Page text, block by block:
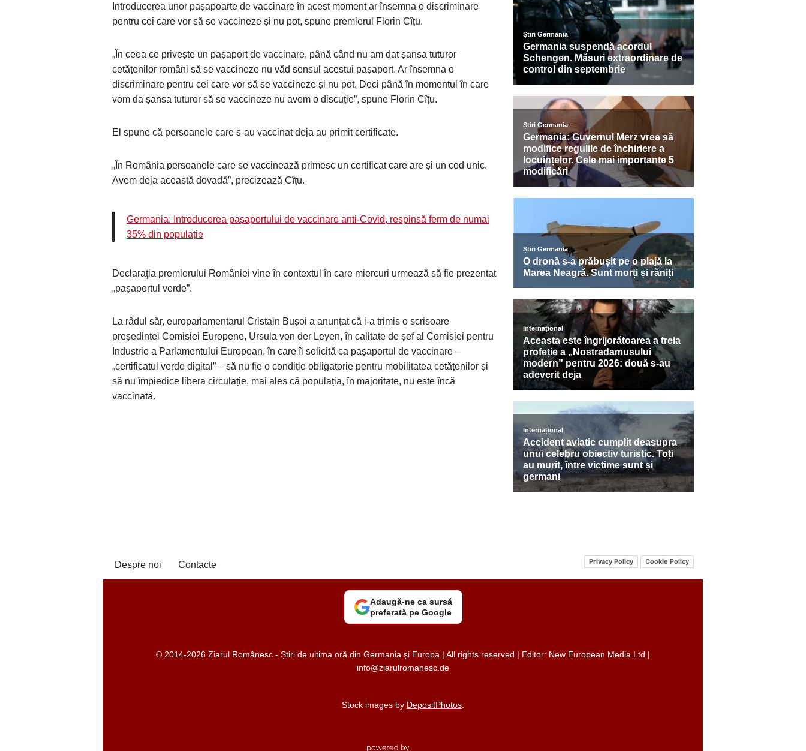
Introducerea unor pașapoarte de vaccinare în acest moment ar însemna o discriminare
pentru cei care vor să se vaccineze și nu pot, spune premierul Florin Cîțu.
„În ceea ce privește un pașaport de vaccinare, până când nu am dat șansa tuturor
cetățenilor români să se vaccineze nu văd sensul acestui pașaport. Ar însemna o
discriminare pentru cei care vor să se vaccineze și nu pot. Deci până în momentul în care
vom da șansa tuturor să se vaccineze nu avem o discuție”, spune Florin Cîțu.
El spune că persoanele care s-au vaccinat deja au primit certificate.
„În România persoanele care se vaccinează primesc un certificat care are și un cod unic.
Avem deja această dovadă”, precizează Cîțu.
Germania: Introducerea pașaportului de vaccinare anti-Covid, respinsă ferm de numai
35% din populație
Declaraţia premierului României vine în contextul în care miercuri urmează să fie prezentat
„pașaportul verde”.
La râdul săr, europarlamentarul Cristain Bușoi a anunțat că i-a trimis o scrisoare
președintei Comisiei Europene, Ursula von der Leyen, în calitate de șef al Comisiei pentru
Industrie a Parlamentului European, în care îi solicită ca pașaportul de vaccinare –
„certificatul verde digital” – să nu fie o condiție obligatorie pentru mobilitatea cetățenilor și
să nu împiedice libera circulație, mai ales că populația, în majoritate, nu este încă
vaccinată.
Despre noi Contacte Privacy Policy Cookie Policy
Adaugă-ne ca sursă
preferată pe Google
© 2014-2026 Ziarul Românesc - Știri de ultima oră din Germania și Europa | All rights reserved | Editor: New European Media Ltd |
info@ziarulromanesc.de
Stock images by DepositPhotos